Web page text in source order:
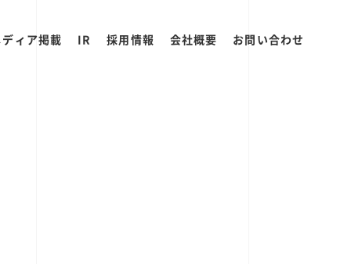
ィア掲載 IR 採用情報 会社概要 お問い合わせ